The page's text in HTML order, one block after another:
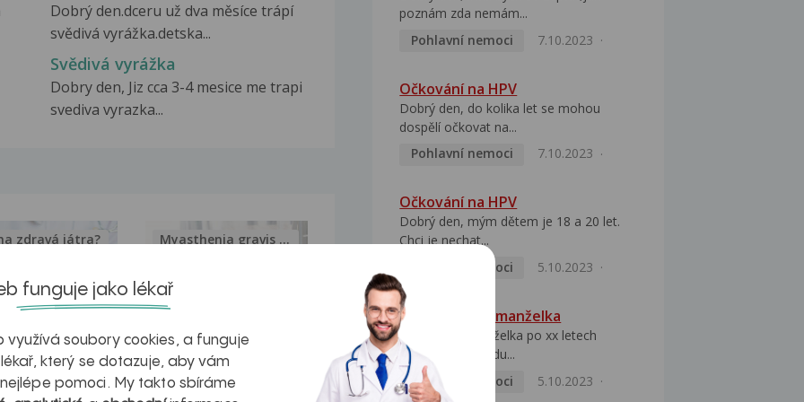
Dobrý den.dceru už dva měsíce trápí
svědivá vyrážka.detska...
Svědivá vyrážka
Dobry den, Jiz cca 3-4 mesice me trapi
svediva vyrazka...
zdravá játra?
Inovativní
Myasthenia gravis – vše, co...
poznám zda nemám...
Pohlavní nemoci
7.10.2023
Očkování na HPV
Dobrý den, do kolika let se mohou
dospělí očkovat na...
Pohlavní nemoci
7.10.2023
Očkování na HPV
Dobrý den, mým dětem je 18 a 20 let.
Chci je nechat...
Pohlavní nemoci
5.10.2023
HPV pozitivní manželka
Dobrý den, manželka po xx letech
přivezla z Východu...
Pohlavní nemoci
5.10.2023
funguje jako lékař
využívá soubory cookies, a funguje
který se dotazuje, aby vám
pomoci. My takto sbíráme